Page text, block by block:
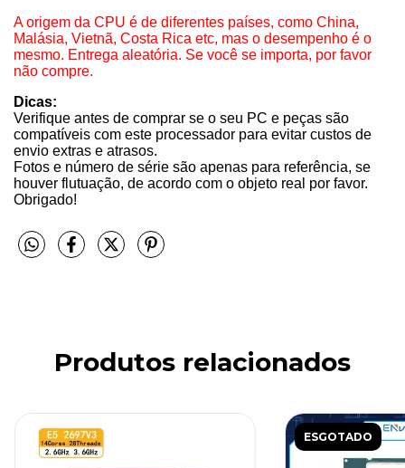
A origem da CPU é de diferentes países, como China,
Malásia, Vietnã, Costa Rica etc, mas o desempenho é o
mesmo. Entrega aleatória. Se você se importa, por favor
não compre.
Dicas:
Verifique antes de comprar se o seu PC e peças são
compatíveis com este processador para evitar custos de
envio extras e atrasos.
Fotos e número de série são apenas para referência, se
houver flutuação, de acordo com o objeto real por favor.
Obrigado!
Produtos relacionados
ESGOTADO